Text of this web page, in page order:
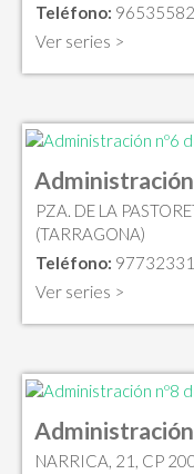
Teléfono:
Ver series >
Administración
PZA. DE LA
(TARRAGONA)
Teléfono:
Ver series >
Administración
NARRICA, 21, CP